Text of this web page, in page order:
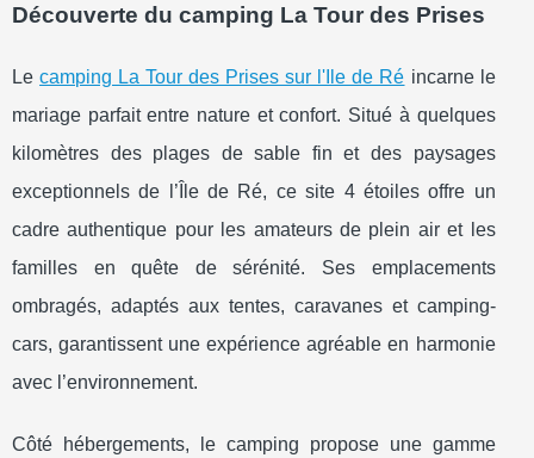
Découverte du camping La Tour des Prises
Lecamping La Tour des Prises sur l'Ile de Ré incarne le
mariage parfait entre nature et confort. Situé à quelques
kilomètres des plages desable fin et des paysages
exceptionnels de l’Île de Ré, ce site 4 étoiles offre un
cadre authentique pour les amateurs de plein air et les
familles en quête de sérénité. Ses emplacements
ombragés, adaptés aux tentes, caravanes et camping-
cars, garantissent une expérience agréable en harmonie
avec l’environnement.
Côté hébergements, le camping propose une gamme